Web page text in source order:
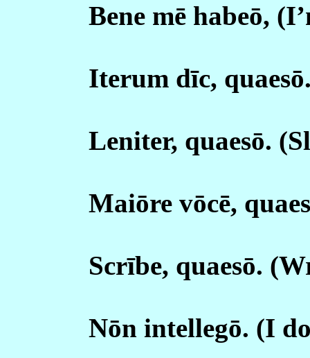
Bene mē habeō,
Iterum dīc,
Leniter, quaesō.
Maiōre vōcē,
Scrībe, quaesō.
Nōn intellegō. (I